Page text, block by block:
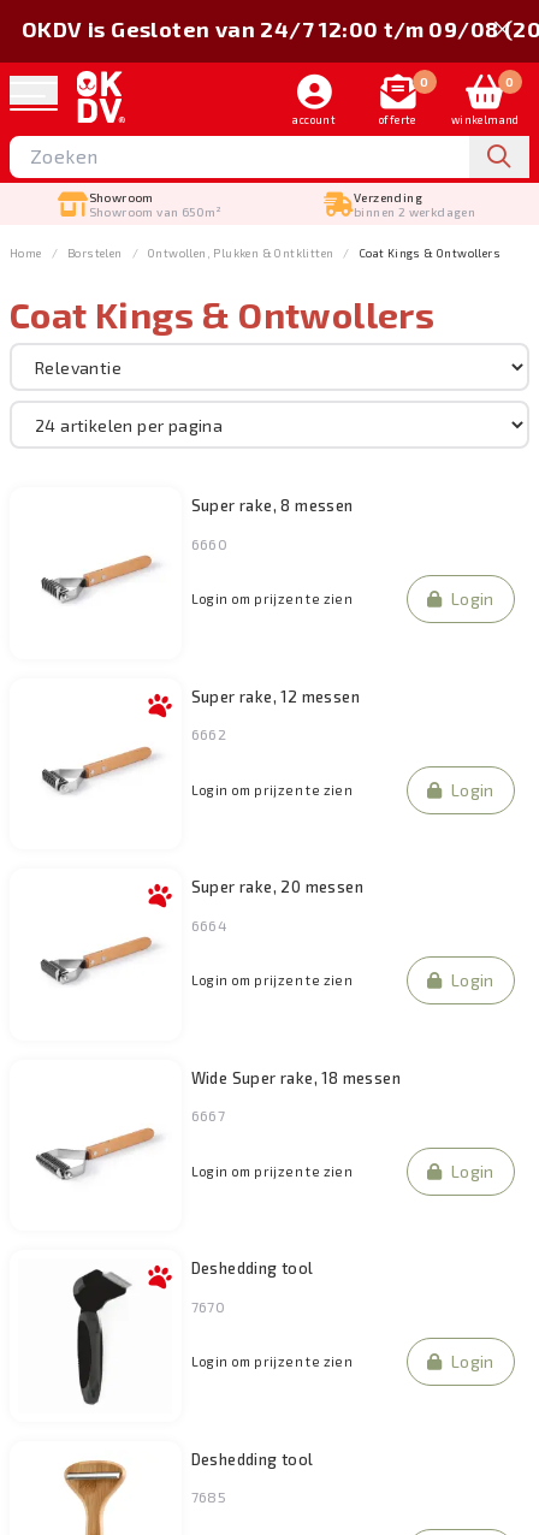
account
0
offerte
0
winkelmand
Showroom
Showroom van 650m²
Verzending
binnen 2 werkdagen
OKDV is Gesloten van 24/7 12:00 t/m 09/08
Home Borstelen Ontwollen, Plukken & Ontklitten Coat Kings & Ontwollers
Sorteer op
Merk
Coat Kings & Ontwollers
Super rake, 8 messen
6660
Login om prijzen te zien Login
Super rake, 12 messen
6662
Login om prijzen te zien Login
Super rake, 20 messen
6664
Login om prijzen te zien Login
Wide Super rake, 18 messen
6667
Login om prijzen te zien Login
Deshedding tool
7670
Login om prijzen te zien Login
Deshedding tool
7685